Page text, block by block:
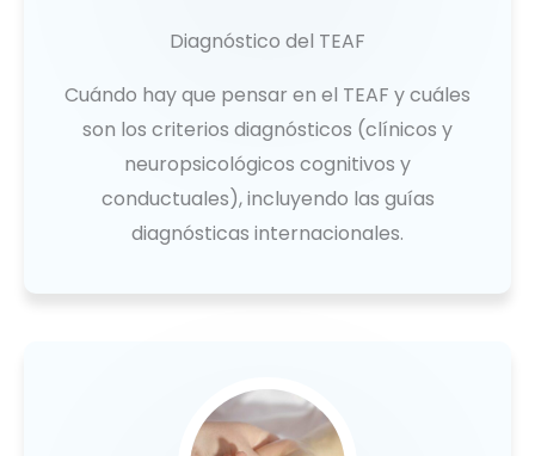
Diagnóstico del TEAF
Cuándo hay que pensar en el TEAF y cuáles
son los criterios diagnósticos (clínicos y
neuropsicológicos cognitivos y
conductuales), incluyendo las guías
diagnósticas internacionales.